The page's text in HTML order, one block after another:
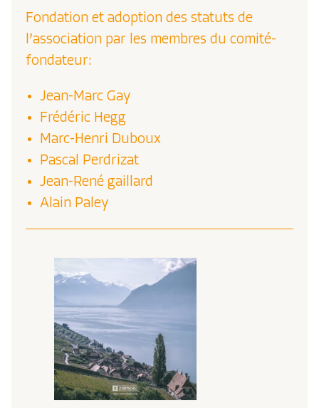
Fondation et adoption des statuts de
l’association par les membres du comité-
fondateur:
Jean-Marc Gay
Frédéric Hegg
Marc-Henri Duboux
Pascal Perdrizat
Jean-René gaillard
Alain Paley